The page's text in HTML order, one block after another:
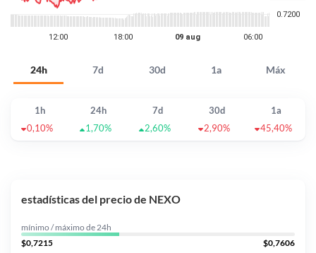
24h 7d 30d 1a Máx
1h 24h 7d 30d
1a
0,10%
1,70% 2,60% 2,90% 45,40%
estadísticas del precio de NEXO
mínimo / máximo de 24h
$0,7215
$0,7606